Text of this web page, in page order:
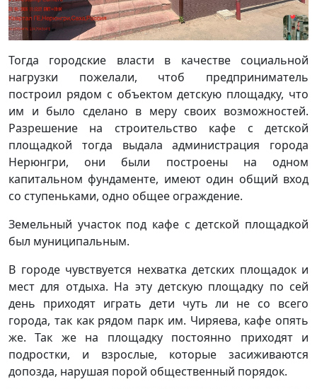
Тогда городские власти в качестве социальной
нагрузки пожелали, чтоб предприниматель
построил рядом с объектом детскую площадку, что
им и было сделано в меру своих возможностей.
Разрешение на строительство кафе с детской
площадкой тогда выдала администрация города
Нерюнгри, они были построены на одном
капитальном фундаменте, имеют один общий вход
со ступеньками, одно общее ограждение.
Земельный участок под кафе с детской площадкой
был муниципальным.
В городе чувствуется нехватка детских площадок и
мест для отдыха. На эту детскую площадку по сей
день приходят играть дети чуть ли не со всего
города, так как рядом парк им. Чиряева, кафе опять
же. Так же на площадку постоянно приходят и
подростки, и взрослые, которые засиживаются
допозда, нарушая порой общественный порядок.